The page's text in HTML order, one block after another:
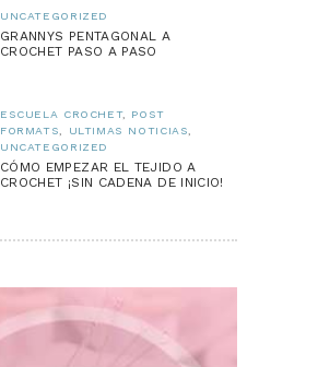
UNCATEGORIZED
GRANNYS PENTAGONAL A
CROCHET PASO A PASO
ESCUELA CROCHET, POST
FORMATS
ULTIMAS NOTICIAS
UNCATEGORIZED
CÓMO EMPEZAR EL TEJIDO A
CROCHET ¡SIN CADENA DE INICIO!